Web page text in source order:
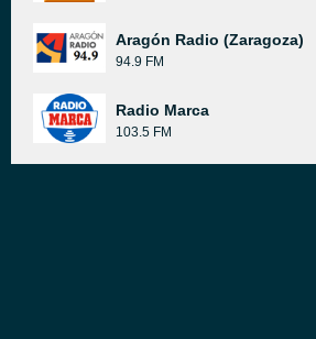
Aragón Radio (Zaragoza)
94.9 FM
Radio Marca
103.5 FM